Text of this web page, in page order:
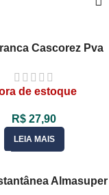
Cascorez Pva
500gr
de estoque
R$ 27,90
LEIA MAIS
Almasuper